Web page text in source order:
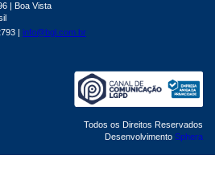
| Boa Vista
| info@bgl.com.br
Todos os Direitos Reservados
Desenvolvimento Sphera